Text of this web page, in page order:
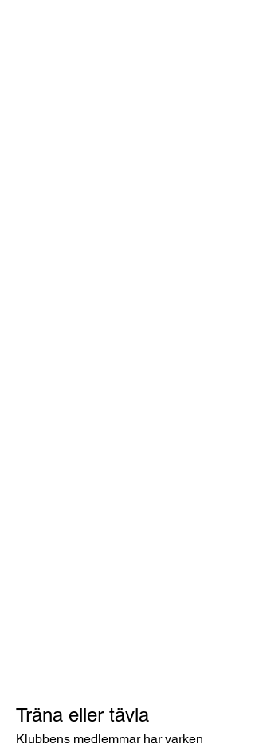
Träna eller tävla
Klubbens medlemmar har varken